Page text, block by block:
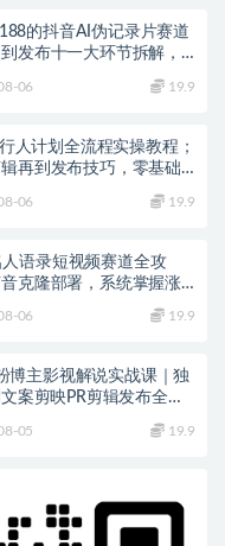
的抖音AI伪记录片赛道
发布十一大环节拆解，
06 19.9
人计划全流程实操教程；
再到发布技巧，零基础
06 19.9
人语录短视频赛道全攻
克隆部署，系统掌握涨
06 19.9
博主影视解说实战课｜独
案剪映PR剪辑发布全流
05 19.9